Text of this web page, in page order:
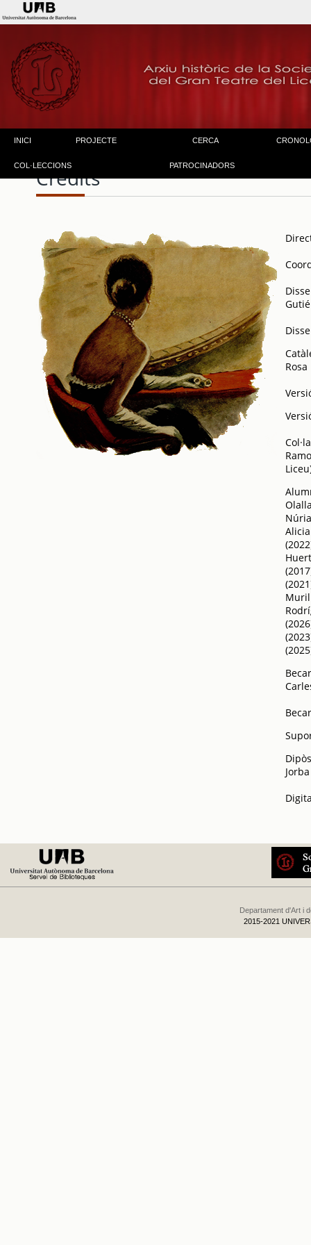
INICI PROJECTE CERCA
COL·LECCIONS PATROCINADORS
Crèdits
Jorba
Departament d'Art i
2015-2021